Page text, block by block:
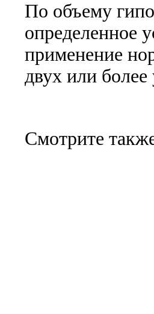
По объему
определенное
применение
двух или более
Смотрите